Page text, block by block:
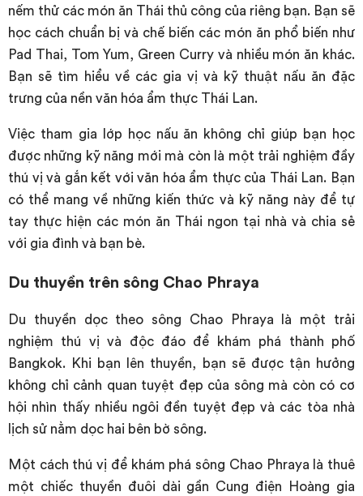
nếm thử các món ăn Thái thủ công của riêng bạn. Bạn sẽ
học cách chuẩn bị và chế biến các món ăn phổ biến như
Pad Thai, Tom Yum, Green Curry và nhiều món ăn khác.
Bạn sẽ tìm hiểu về các gia vị và kỹ thuật nấu ăn đặc
trưng của nền văn hóa ẩm thực Thái Lan.
Việc tham gia lớp học nấu ăn không chỉ giúp bạn học
được những kỹ năng mới mà còn là một trải nghiệm đầy
thú vị và gắn kết với văn hóa ẩm thực của Thái Lan. Bạn
có thể mang về những kiến thức và kỹ năng này để tự
tay thực hiện các món ăn Thái ngon tại nhà và chia sẻ
với gia đình và bạn bè.
Du thuyền trên sông Chao Phraya
Du thuyền dọc theo sông Chao Phraya là một trải
nghiệm thú vị và độc đáo để khám phá thành phố
Bangkok. Khi bạn lên thuyền, bạn sẽ được tận hưởng
không chỉ cảnh quan tuyệt đẹp của sông mà còn có cơ
hội nhìn thấy nhiều ngôi đền tuyệt đẹp và các tòa nhà
lịch sử nằm dọc hai bên bờ sông.
Một cách thú vị để khám phá sông Chao Phraya là thuê
một chiếc thuyền đuôi dài gần Cung điện Hoàng gia